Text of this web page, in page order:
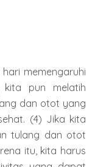
memengaruhi
kita pun melatih
dan otot yang
(4) Jika kita
tulang dan otot
itu, kita harus